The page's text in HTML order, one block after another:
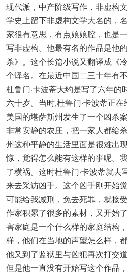
现代派，中产阶级写作，非虚构
学史上留下非虚构文学大名的，
家很有意思，有点娘娘腔，也是
写非虚构。他最有名的作品是他
杀》。这个长篇小说又翻译成《
个译名。在最近中国二三十年有
杜鲁门·卡波蒂大约是写了六年的
六十岁。当时,杜鲁门·卡波蒂正
美国的堪萨斯州发生了一个凶杀
非常安静的农庄，把一家人都给
州这种平静的生活里面是很难出
惊，觉得怎么能有这样的事呢。
了横祸。这时杜鲁门·卡波蒂就
来去采访凶手。这个凶手刚开始
可能给我减刑，免去死罪，就接
作家积累了很多的素材，又开始
害家庭是一个什么样的家庭结构
样，他们在当地的声望怎么样，
他又到了监狱里与凶犯再次打交
但是他一直没有开始写这个作品